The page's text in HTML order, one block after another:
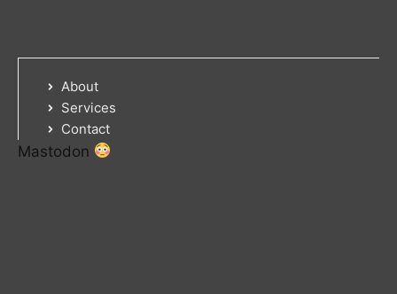
About
Services
Contact
Mastodon